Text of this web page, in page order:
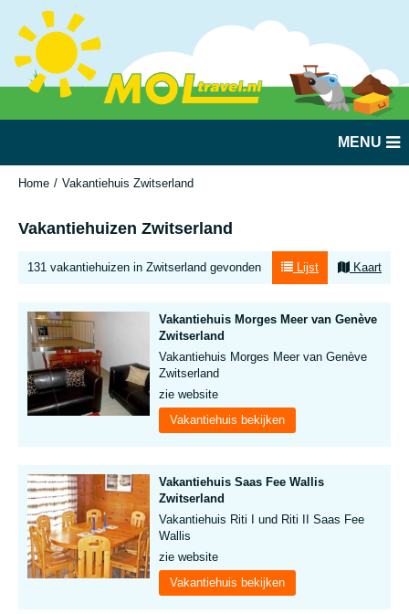
MENU
Home Vakantiehuis Zwitserland
Vakantiehuizen Zwitserland
131 vakantiehuizen in Zwitserland gevonden Lijst Kaart
Vakantiehuis Morges Meer van Genève
Zwitserland
Vakantiehuis Morges Meer van Genève
Zwitserland
zie website
Vakantiehuis bekijken
Vakantiehuis Saas Fee Wallis
Zwitserland
Vakantiehuis Riti I und Riti II Saas Fee
Wallis
zie website
Vakantiehuis bekijken